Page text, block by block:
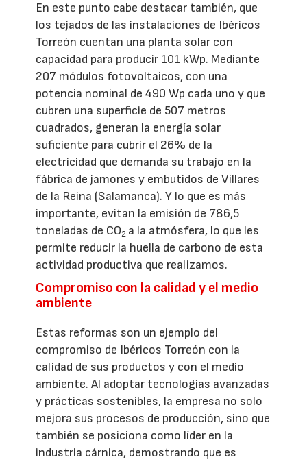
En este punto cabe destacar también, que
los tejados de las instalaciones de Ibéricos
Torreón cuentan una planta solar con
capacidad para producir 101 kWp. Mediante
207 módulos fotovoltaicos, con una
potencia nominal de 490 Wp cada uno y que
cubren una superficie de 507 metros
cuadrados, generan la energía solar
suficiente para cubrir el 26% de la
electricidad que demanda su trabajo en la
fábrica de jamones y embutidos de Villares
de la Reina (Salamanca). Y lo que es más
importante, evitan la emisión de 786,5
toneladas de CO2 a la atmósfera, lo que les
permite reducir la huella de carbono de esta
actividad productiva que realizamos.
Compromiso con la calidad y el medio
ambiente
Estas reformas son un ejemplo del
compromiso de Ibéricos Torreón con la
calidad de sus productos y con el medio
ambiente. Al adoptar tecnologías avanzadas
y prácticas sostenibles, la empresa no solo
mejora sus procesos de producción, sino que
también se posiciona como líder en la
industria cárnica, demostrando que es